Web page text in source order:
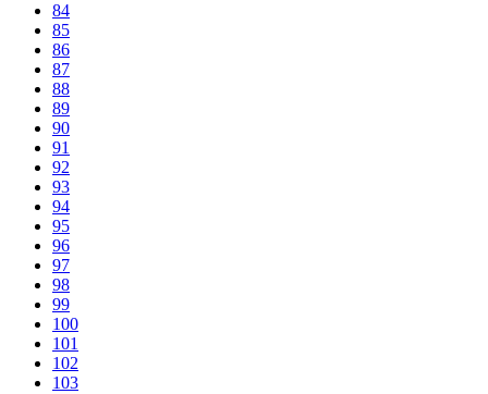
84
85
86
87
88
89
90
91
92
93
94
95
96
97
98
99
100
101
102
103